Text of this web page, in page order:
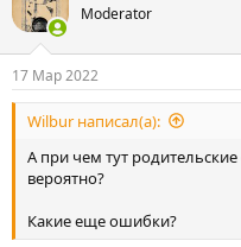
Moderator
17 Мар 2022
Wilbur написал(а):
А при чем тут
вероятно?
Какие еще ошибки?